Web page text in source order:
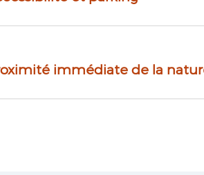
immédiate de la